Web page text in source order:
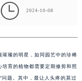
 2024-10-08
璀璨的明星，如同园艺中的珍稀
育的植物都需要定期修剪和照
题。其中，最让人头疼的莫过